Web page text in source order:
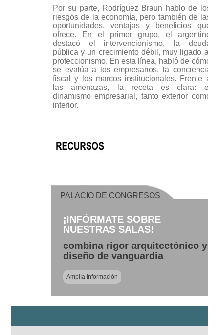
Por su parte, Rodríguez Braun hablo de los
riesgos de la economía, pero también de las
oportunidades, ventajas y beneficios que
ofrece. En el primer grupo, el argentino
destacó el intervencionismo, la deuda
pública y un crecimiento débil, muy ligado al
proteccionismo. En esta línea, habló de cómo
se evalúa a los empresarios, la conciencia
fiscal y los marcos institucionales. Frente a
las amenazas, la receta es clara: el
dinamismo empresarial, tanto exterior como
interior.
PALACIO DE CONGRESOS
¡INFÓRMATE SOBRE
NUESTRAS SALAS!
combina rigor arquitectónico y
diseño de vanguardia
Amplía información